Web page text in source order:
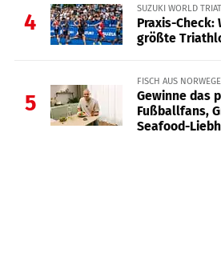
4
SUZUKI WORLD
Praxis-
größte
5
FISCH AUS
Gewinne das
Fußballfans,
Seafood-